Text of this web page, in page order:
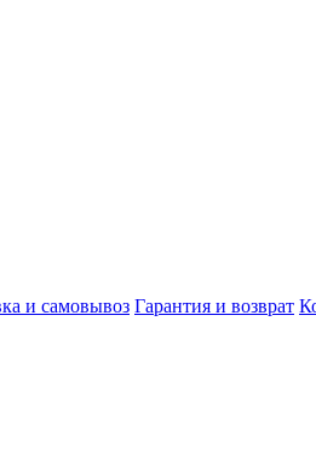
и самовывоз Гарантия и возврат